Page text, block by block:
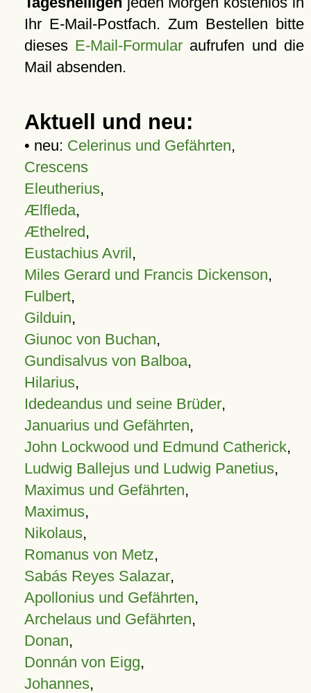
Ihr E-Mail-Postfach. Zum Bestellen bitte
dieses E-Mail-Formular aufrufen und die
Mail absenden.
Aktuell und neu:
• neu: Celerinus und Gefährten,
Crescens
Eleutherius,
Ælfleda,
Æthelred,
Eustachius Avril,
Miles Gerard und Francis Dickenson,
Fulbert,
Gilduin,
Giunoc von Buchan,
Gundisalvus von Balboa,
Hilarius,
Idedeandus und seine Brüder,
Januarius und Gefährten,
John Lockwood und Edmund Catherick,
Ludwig Ballejus und Ludwig Panetius,
Maximus und Gefährten,
Maximus,
Nikolaus,
Romanus von Metz,
Sabás Reyes Salazar,
Apollonius und Gefährten,
Archelaus und Gefährten,
Donan,
Donnán von Eigg,
Johannes,